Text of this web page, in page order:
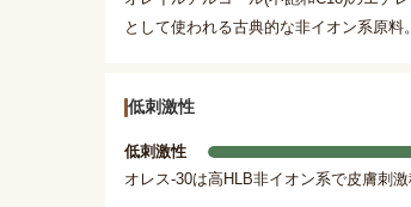
として使われる古典的な非イオン系原料
低刺激性
低刺激性
オレス-30は高HLB非イオン系で皮膚刺